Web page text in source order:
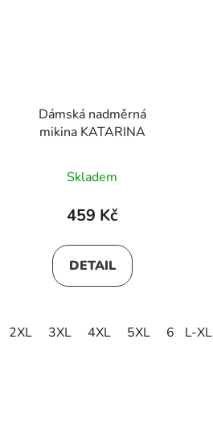
Dámská nadměrná
mikina KATARINA
Skladem
459 Kč
DETAIL
2XL 3XL 4XL 5XL 6XLL-XL